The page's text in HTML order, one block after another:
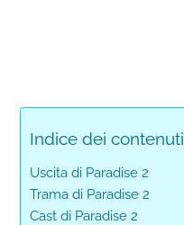
Indice dei contenuti
Uscita di Paradise 2
Trama di Paradise 2
Cast di Paradise 2